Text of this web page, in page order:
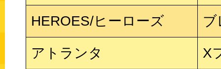
HEROES/ヒーローズ ブ
アトランタ X